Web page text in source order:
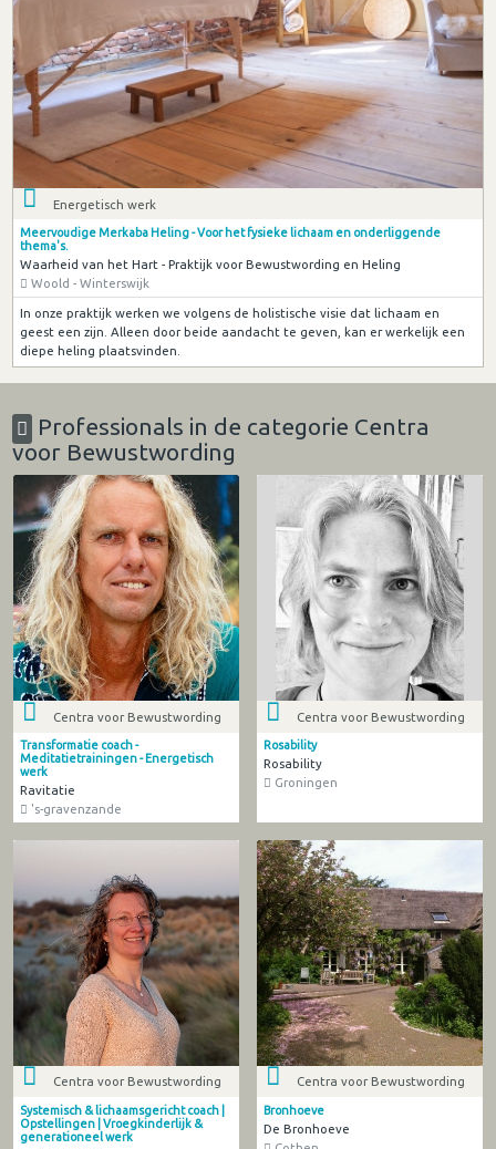
Energetisch werk
Meervoudige Merkaba Heling - Voor het fysieke lichaam en onderliggende
thema's.
Waarheid van het Hart - Praktijk voor Bewustwording en Heling
Woold - Winterswijk
In onze praktijk werken we volgens de holistische visie dat lichaam en
geest een zijn. Alleen door beide aandacht te geven, kan er werkelijk een
diepe heling plaatsvinden.
Professionals in de categorie Centra
voor Bewustwording
Centra voor Bewustwording
Transformatie coach -
Meditatietrainingen - Energetisch
werk
Ravitatie
's-gravenzande
Centra voor Bewustwording
Rosability
Rosability
Groningen
Centra voor Bewustwording
Systemisch & lichaamsgericht coach |
Opstellingen | Vroegkinderlijk &
generationeel werk
Centra voor Bewustwording
Bronhoeve
De Bronhoeve